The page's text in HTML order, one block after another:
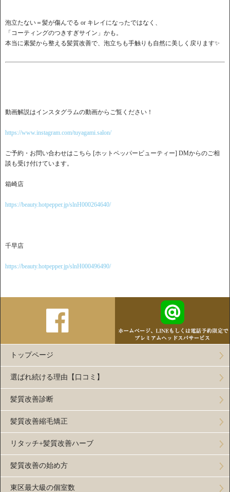
泡立たない＝髪が傷んでる or キレイになったではなく、
「コーティングのつきすぎサイン」かも。
本当に素髪から整える髪質改善で、泡立ちも手触りも自然に美しく戻ります✨
動画解説はインスタグラムの動画からご覧ください！
https://www.instagram.com/tuyagami.salon/
ご予約・お問い合わせはこちら [ホットペッパービューティー] DMからのご相
談も受け付けています。
箱崎店
https://beauty.hotpepper.jp/slnH000264640/
千早店
https://beauty.hotpepper.jp/slnH000496490/
トップページ
選ばれ続ける理由【口コミ】
髪質改善診断
髪質改善縮毛矯正
リタッチ+髪質改善ハーブ
髪質改善の始め方
東区最大級の個室数